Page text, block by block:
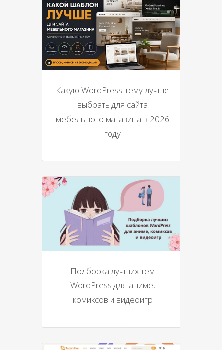
Какую WordPress-тему лучше
выбрать для сайта
мебельного магазина в 2026
году
Подборка лучших тем
WordPress для аниме,
комиксов и видеоигр